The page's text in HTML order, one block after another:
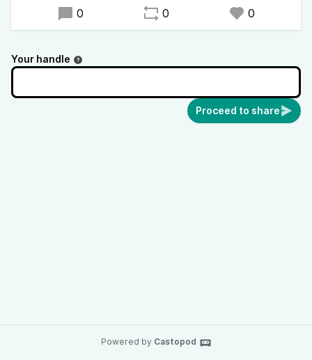
0 0 0
Your handle
Proceed to share
Powered by Castopod